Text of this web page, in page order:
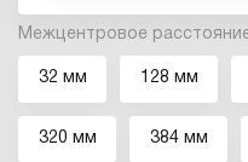
Межцентровое
32 мм 128 мм
320 мм 384 мм